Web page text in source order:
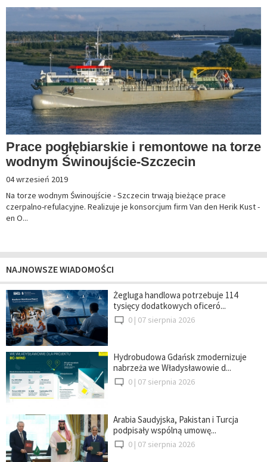
Prace pogłębiarskie i remontowe na torze
wodnym Świnoujście-Szczecin
04 wrzesień 2019
Na torze wodnym Świnoujście - Szczecin trwają bieżące prace
czerpalno-refulacyjne. Realizuje je konsorcjum firm Van den Herik Kust -
en O...
NAJNOWSZE WIADOMOŚCI
Żegluga handlowa potrzebuje 114
tysięcy dodatkowych oficeró...
0 | 07 sierpnia 2026
Hydrobudowa Gdańsk zmodernizuje
nabrzeża we Władysławowie d...
0 | 07 sierpnia 2026
Arabia Saudyjska, Pakistan i Turcja
podpisały wspólną umowę...
0 | 07 sierpnia 2026